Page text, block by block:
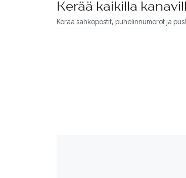
Kerää kaikilla
Kerää sähköpostit, puhelinnumerot ja